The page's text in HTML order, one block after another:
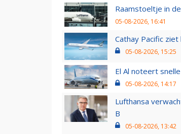
Raamstoeltje in
05-08-2026, 16:41
Cathay Pacific
05-08-2026, 15:25
El Al noteert
05-08-2026, 14:17
Lufthansa
B
05-08-2026, 13:42